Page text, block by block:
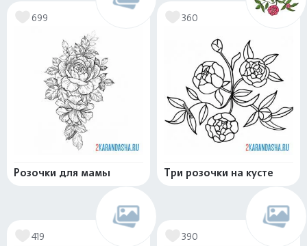
699
Розочки для мамы
360
Три розочки на кусте
419 390